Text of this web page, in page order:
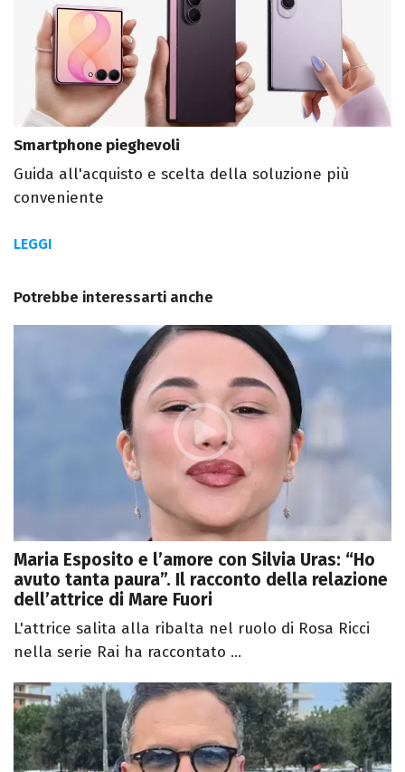
Smartphone pieghevoli
Guida all'acquisto e scelta della soluzione più
conveniente
LEGGI
Potrebbe interessarti anche
Maria Esposito e l’amore con Silvia Uras: “Ho
avuto tanta paura”. Il racconto della relazione
dell’attrice di Mare Fuori
L'attrice salita alla ribalta nel ruolo di Rosa Ricci
nella serie Rai ha raccontato ...